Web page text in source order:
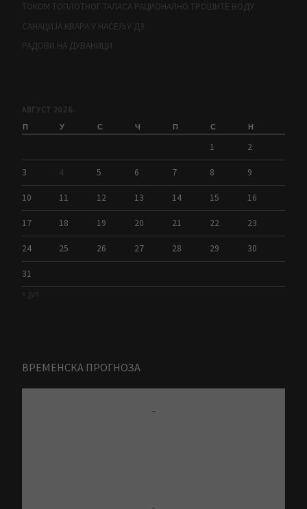
ТОКОМ ТОПЛОТНОГ ТАЛАСА РАЦИОНАЛНО ТРОШИТЕ ВОДУ
САНАЦИЈА КВАРА У НАСЕЉУ Д3
РАДОВИ НА ДУВАНИЦИ
АВГУСТ 2026.
П У С Ч П С Н
1 2
3 4 5 6 7 8 9
10 11 12 13 14 15 16
17 18 19 20 21 22 23
24 25 26 27 28 29 30
31
« јул
ВРЕМЕНСКА ПРОГНОЗА
-